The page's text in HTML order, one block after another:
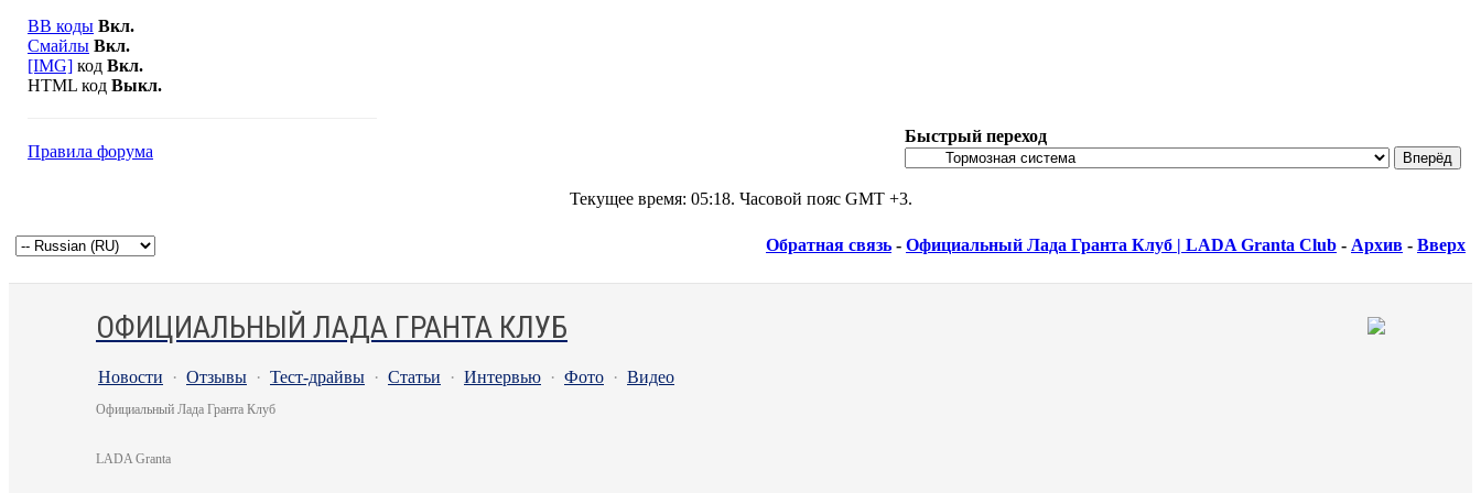
BB коды Вкл.
Смайлы Вкл.
[IMG] код Вкл.
HTML код Выкл.
Правила форума
Быстрый переход
Текущее время: 05:18. Часовой пояс GMT +3.
Обратная связь - Официальный Лада Гранта Клуб | LADA Granta Club - Архив - Вверх
ОФИЦИАЛЬНЫЙ ЛАДА ГРАНТА КЛУБ
Новости · Отзывы · Тест-драйвы · Статьи · Интервью · Фото · Видео
Официальный Лада Гранта Клуб
LADA Granta